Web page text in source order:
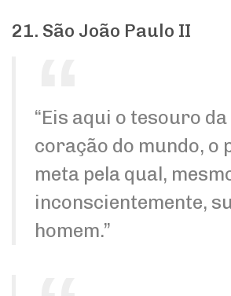
21. São João Paulo II
“Eis aqui o tesouro
coração do mundo, o
meta pela qual,
inconscientemente,
homem.”